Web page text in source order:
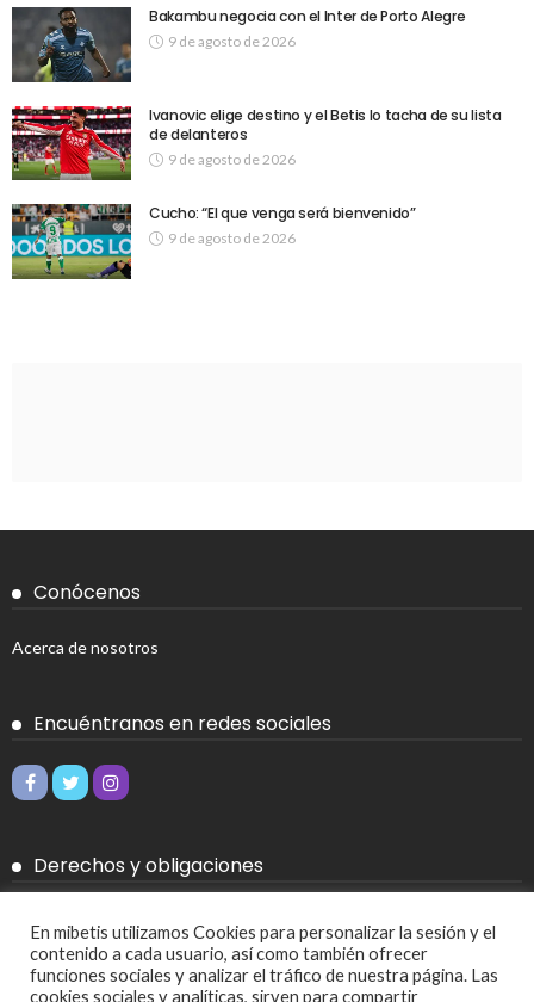
Bakambu negocia con el Inter de Porto Alegre
9 de agosto de 2026
Ivanovic elige destino y el Betis lo tacha de su lista
de delanteros
9 de agosto de 2026
Cucho: “El que venga será bienvenido”
9 de agosto de 2026
Conócenos
Acerca de nosotros
Encuéntranos en redes sociales
Derechos y obligaciones
Política de Cookies
En mibetis utilizamos Cookies para personalizar la sesión y el
contenido a cada usuario, así como también ofrecer
funciones sociales y analizar el tráfico de nuestra página. Las
cookies sociales y analíticas, sirven para compartir